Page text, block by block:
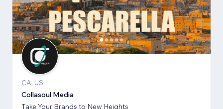
CA, US
Collasoul Media
Take Your Brands to New Heights